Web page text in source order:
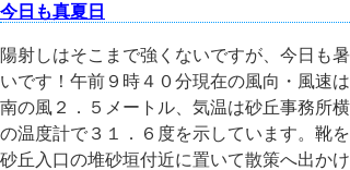
今日も真夏日
陽射しはそこまで強くないですが、今日も暑
いです！午前９時４０分現在の風向・風速は
南の風２．５メートル、気温は砂丘事務所横
の温度計で３１．６度を示しています。靴を
砂丘入口の堆砂垣付近に置いて散策へ出かけ